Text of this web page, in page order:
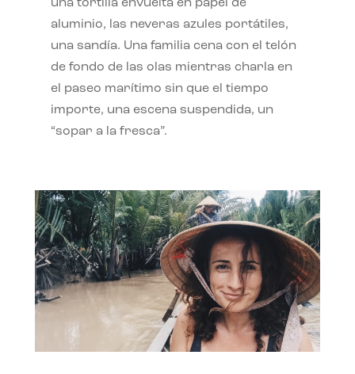
una tortilla envuelta en papel de
aluminio, las neveras azules portátiles,
una sandía. Una familia cena con el telón
de fondo de las olas mientras charla en
el paseo marítimo sin que el tiempo
importe, una escena suspendida, un
“sopar a la fresca”.